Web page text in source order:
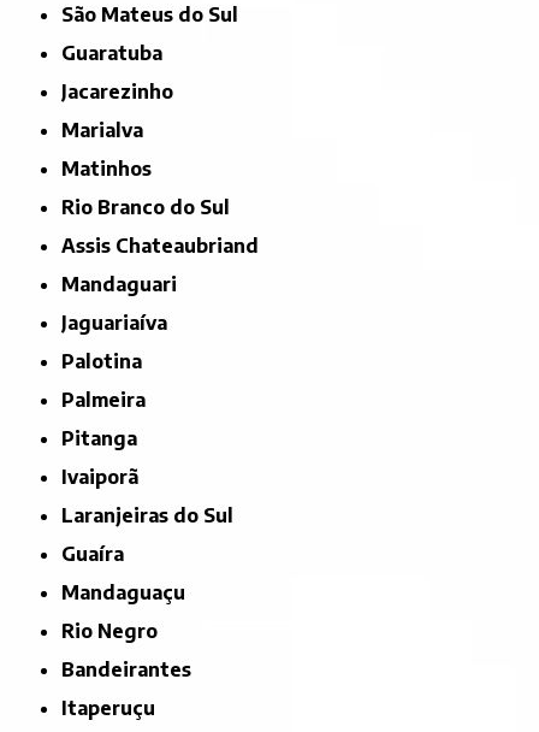
São Mateus do Sul
Guaratuba
Jacarezinho
Marialva
Matinhos
Rio Branco do Sul
Assis Chateaubriand
Mandaguari
Jaguariaíva
Palotina
Palmeira
Pitanga
Ivaiporã
Laranjeiras do Sul
Guaíra
Mandaguaçu
Rio Negro
Bandeirantes
Itaperuçu